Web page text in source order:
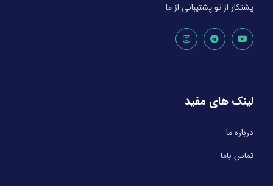
پشتکار از تو پشتیبانی از ما
لینک های مفید
درباره ما
تماس باما